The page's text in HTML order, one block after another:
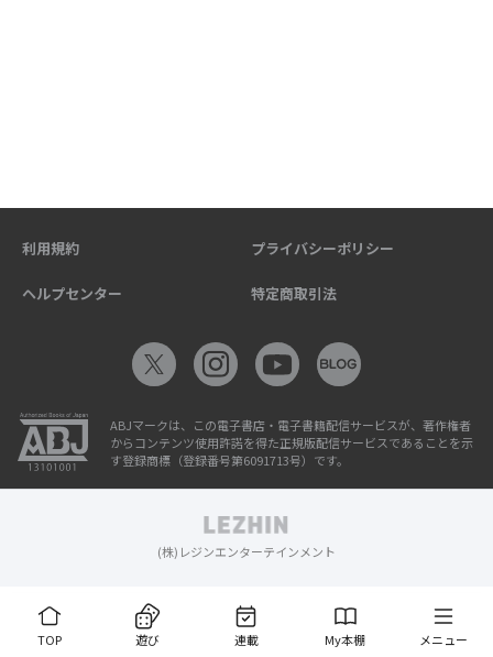
TOP 遊び 連載 My本棚 メニュー
利用規約 プライバシーポリシー
ヘルプセンター 特定商取引法
ABJマークは、この電子書店・電子書籍配信サービスが、著作権者
からコンテンツ使用許諾を得た正規版配信サービスであることを示
す登録商標（登録番号第6091713号）です。
(株)レジンエンターテインメント